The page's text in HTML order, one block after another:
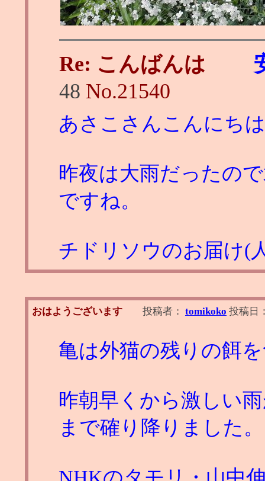
Re: こんばんは
48 No.21540
あさこさんこんにち
昨夜は大雨だったの
ですね。
チドリソウのお届け
おはようございます 投稿者： tomikoko 投稿日
亀は外猫の残りの餌
昨朝早くから激しい
まで確り降りました。